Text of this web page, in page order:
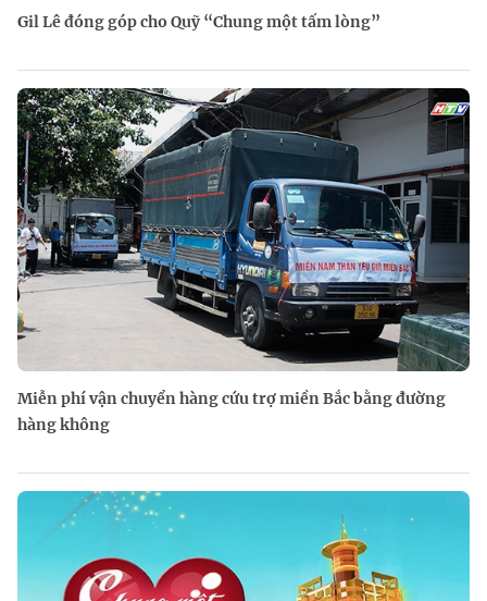
Gil Lê đóng góp cho Quỹ “Chung một tấm lòng”
Miễn phí vận chuyển hàng cứu trợ miền Bắc bằng đường
hàng không